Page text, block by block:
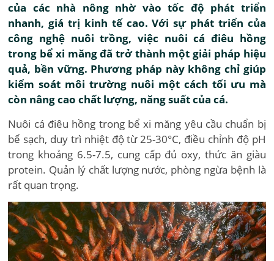
của các nhà nông nhờ vào tốc độ phát triển
nhanh, giá trị kinh tế cao. Với sự phát triển của
công nghệ nuôi trồng, việc nuôi cá điêu hồng
trong bể xi măng đã trở thành một giải pháp hiệu
quả, bền vững. Phương pháp này không chỉ giúp
kiểm soát môi trường nuôi một cách tối ưu mà
còn nâng cao chất lượng, năng suất của cá.
Nuôi cá điêu hồng trong bể xi măng yêu cầu chuẩn bị
bể sạch, duy trì nhiệt độ từ 25-30°C, điều chỉnh độ pH
trong khoảng 6.5-7.5, cung cấp đủ oxy, thức ăn giàu
protein. Quản lý chất lượng nước, phòng ngừa bệnh là
rất quan trọng.